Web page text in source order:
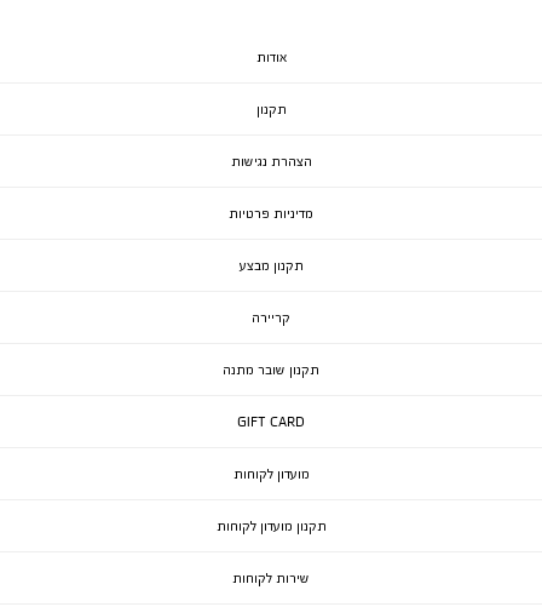
אודות
תקנון
הצהרת נגישות
מדיניות פרטיות
תקנון מבצע
קריירה
תקנון שובר מתנה
GIFT CARD
מועדון לקוחות
תקנון מועדון לקוחות
שירות לקוחות